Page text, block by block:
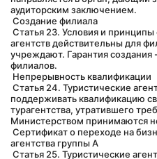
аудиторским заключением.
Создание филиала
агентств действительны для
учреждают. Гарантия создания
филиалов.
Непрерывность квалификации
поддерживать квалификацию
турагентства, утратившего
Министерством принимаются
агентства группы А